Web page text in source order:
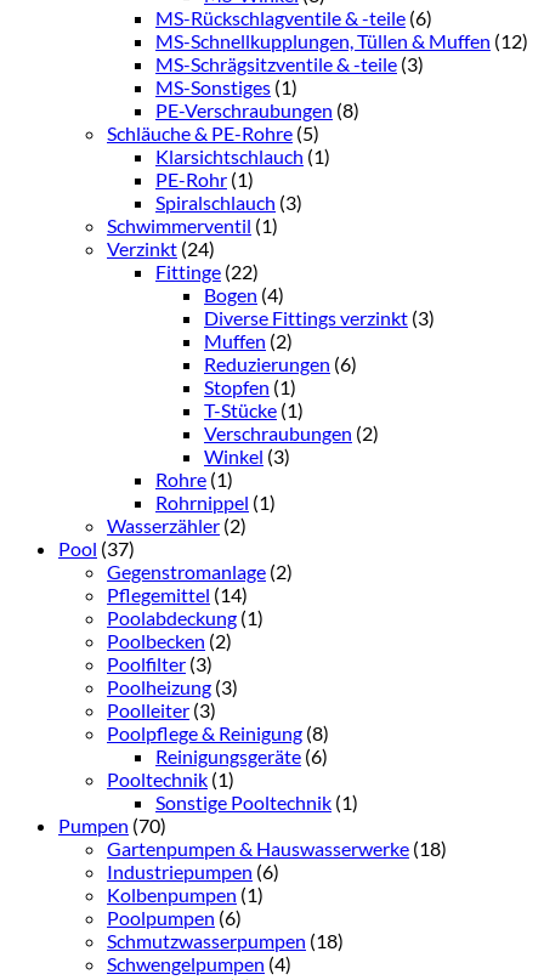
MS-Rückschlagventile & -teile (6)
MS-Schnellkupplungen, Tüllen & Muffen (12)
MS-Schrägsitzventile & -teile (3)
MS-Sonstiges (1)
PE-Verschraubungen (8)
Schläuche & PE-Rohre (5)
Klarsichtschlauch (1)
PE-Rohr (1)
Spiralschlauch (3)
Schwimmerventil (1)
Verzinkt (24)
Fittinge (22)
Bogen (4)
Diverse Fittings verzinkt (3)
Muffen (2)
Reduzierungen (6)
Stopfen (1)
T-Stücke (1)
Verschraubungen (2)
Winkel (3)
Rohre (1)
Rohrnippel (1)
Wasserzähler (2)
Pool (37)
Gegenstromanlage (2)
Pflegemittel (14)
Poolabdeckung (1)
Poolbecken (2)
Poolfilter (3)
Poolheizung (3)
Poolleiter (3)
Poolpflege & Reinigung (8)
Reinigungsgeräte (6)
Pooltechnik (1)
Sonstige Pooltechnik (1)
Pumpen (70)
Gartenpumpen & Hauswasserwerke (18)
Industriepumpen (6)
Kolbenpumpen (1)
Poolpumpen (6)
Schmutzwasserpumpen (18)
Schwengelpumpen (4)